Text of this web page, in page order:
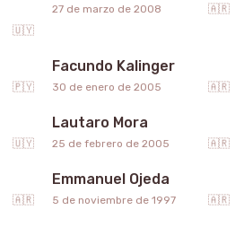
🇺🇾
27 de marzo de 2008 🇦🇷
10
🇵🇾
Facundo Kalinger
30 de enero de 2005 🇦🇷
15
🇺🇾
41
Lautaro Mora
25 de febrero de 2005 🇦🇷
28
🇦🇷
20
Emmanuel Ojeda
5 de noviembre de 1997 🇦🇷
8